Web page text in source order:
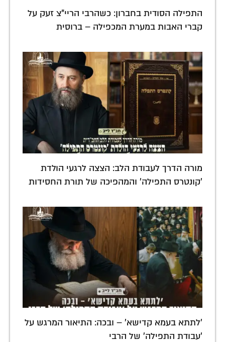
התפילה הסודית בחברון: כשהרבי הריי"צ זעק על
קברי האבות במערת המכפילה – ברוסית
מורה הדרך לעבודת הלב: הצצה לרגעי הולדת
'קונטרס התפילה' והמהפיכה של תורת החסידות
'לתתא בעמא קדישא' – ובכה: התיאור המרגש על
'עבודת התפילה' של הרבי